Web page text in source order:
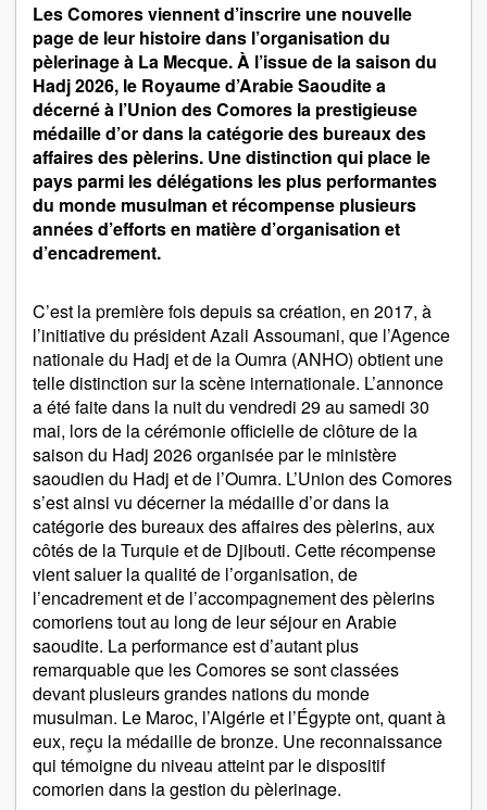
Les Comores viennent d’inscrire une nouvelle
page de leur histoire dans l’organisation du
pèlerinage à La Mecque. À l’issue de la saison du
Hadj 2026, le Royaume d’Arabie Saoudite a
décerné à l’Union des Comores la prestigieuse
médaille d’or dans la catégorie des bureaux des
affaires des pèlerins. Une distinction qui place le
pays parmi les délégations les plus performantes
du monde musulman et récompense plusieurs
années d’efforts en matière d’organisation et
d’encadrement.
C’est la première fois depuis sa création, en 2017, à
l’initiative du président Azali Assoumani, que l’Agence
nationale du Hadj et de la Oumra (ANHO) obtient une
telle distinction sur la scène internationale. L’annonce
a été faite dans la nuit du vendredi 29 au samedi 30
mai, lors de la cérémonie officielle de clôture de la
saison du Hadj 2026 organisée par le ministère
saoudien du Hadj et de l’Oumra. L’Union des Comores
s’est ainsi vu décerner la médaille d’or dans la
catégorie des bureaux des affaires des pèlerins, aux
côtés de la Turquie et de Djibouti. Cette récompense
vient saluer la qualité de l’organisation, de
l’encadrement et de l’accompagnement des pèlerins
comoriens tout au long de leur séjour en Arabie
saoudite. La performance est d’autant plus
remarquable que les Comores se sont classées
devant plusieurs grandes nations du monde
musulman. Le Maroc, l’Algérie et l’Égypte ont, quant à
eux, reçu la médaille de bronze. Une reconnaissance
qui témoigne du niveau atteint par le dispositif
comorien dans la gestion du pèlerinage.